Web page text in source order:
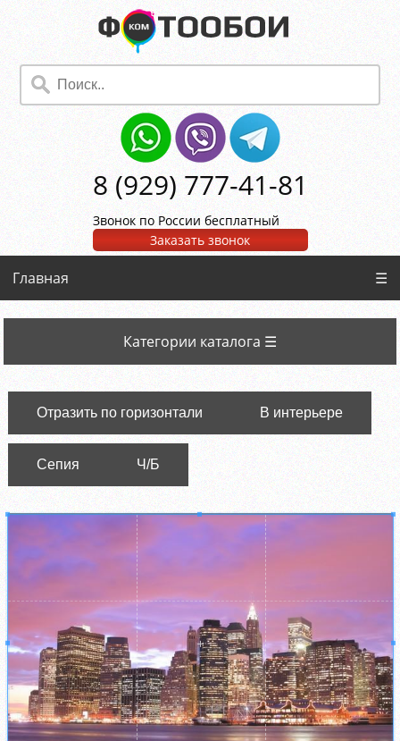
8 (929) 777-41-81
Звонок по России бесплатный
Заказать звонок
Главная ☰
Категории каталога ☰
Отразить по горизонтали В интерьере
Сепия Ч/Б